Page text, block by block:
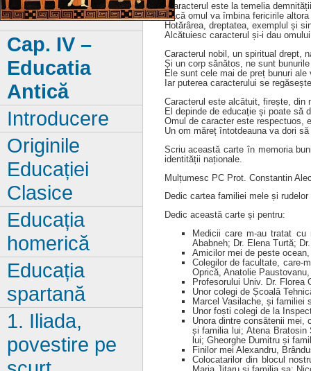
„Caracterul este la temelia
Dacă omul va îmbina fericirile
Hotărârea, dreptatea, exemplul și
Alcătuiesc caracterul și-i dau
Caracterul nobil, un spiritual drept,
Și un corp sănătos, ne sunt
Ele sunt cele mai de preț bunuri ale
Iar puterea caracterului se
Caracterul este alcătuit, firește, din
El depinde de educație și poate să
Omul de caracter este respectuos,
Un om măreț întotdeauna va dori
Scriu această carte în memoria
identității naționale.
Mulțumesc PC Prot. Constantin
Dedic cartea familiei mele și
Dedic această carte și pentru:
Medicii care m-au tratat cu
Ababneh; Dr. Elena Turtă;
Amicilor mei de peste
Colegilor de facultate, care-
Oprică, Anatolie
Profesorului Univ. Dr.
Unor colegi de Școală
Marcel Vasilache, și familiei
Unor foști colegi de la
Unora dintre consătenii
și familia lui; Atena
lui; Gheorghe Dumitru și
Finilor mei Alexandru,
Colocatarilor din blocul
Cap. IV –
Educatia
Antică
Introducere
Originile
Educației
Clasice
Educația
homerică
Educația
spartană
1. Iliada,
povestire pe